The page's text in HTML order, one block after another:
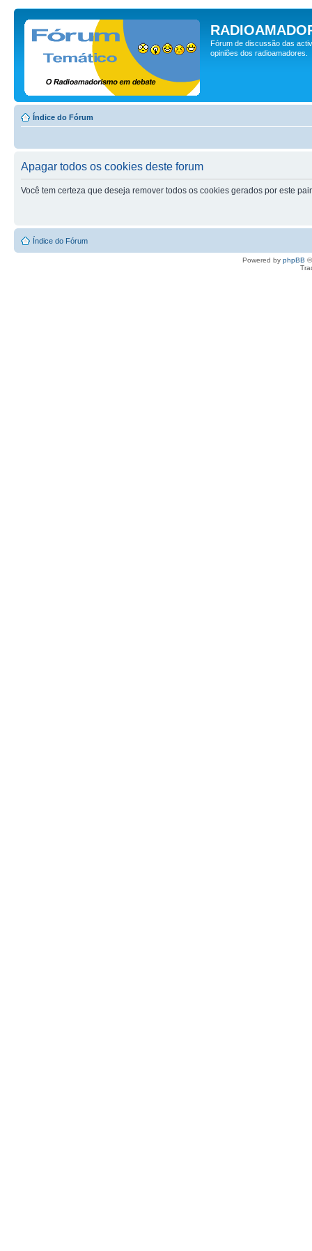
Fórum de discussão das
opiniões dos radioamadores.
Índice do Fórum
Apagar todos os cookies deste forum
Você tem certeza que deseja remover todos os cookies gerados por este
Índice do Fórum
Powered by phpBB